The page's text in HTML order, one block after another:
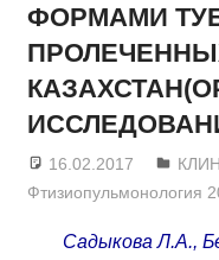
ФОРМАМИ
16.02.2017 admin
Фтизиопульмонология
Садыкова Л.А.,